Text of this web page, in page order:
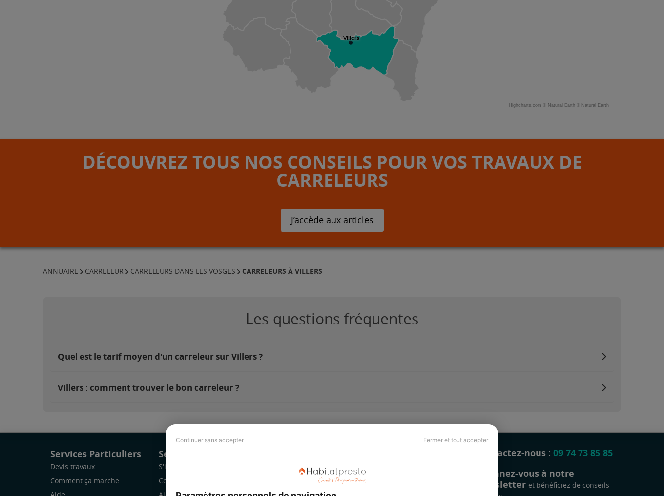
Continuer sans accepter Fermer et tout accepter
Villers
Highcharts.com © Natural Earth © Natural Earth
DÉCOUVREZ TOUS NOS CONSEILS POUR VOS TRAVAUX DE
CARRELEURS
J’accède aux articles
ANNUAIRE CARRELEUR CARRELEURS DANS LES VOSGES CARRELEURS À VILLERS
Les questions fréquentes
Quel est le tarif moyen d'un carreleur sur Villers ?
Villers : comment trouver le bon carreleur ?
Services Particuliers
Devis travaux
Comment ça marche
Services Pro
S'inscrire
Comment ça marche
Revue de presse
Contactez-nous : 09 74 73 85 85
Abonnez-vous à notre
newsletter et bénéficiez de conseils